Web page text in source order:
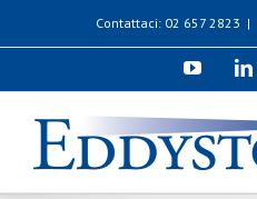
Contattaci: 02 657 2823 |